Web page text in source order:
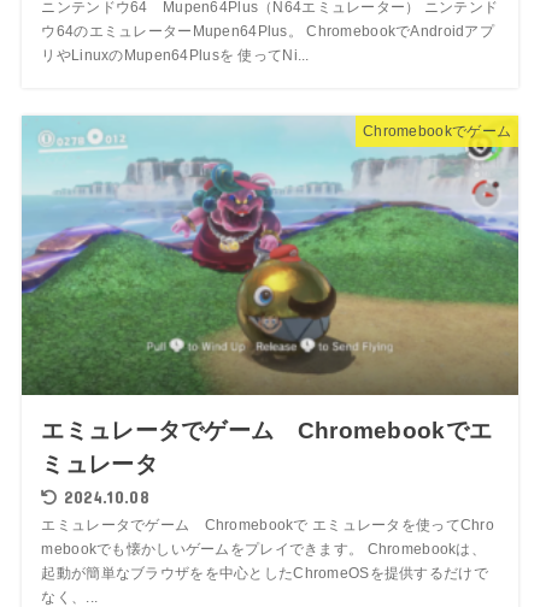
ニンテンドウ64 Mupen64Plus（N64エミュレーター） ニンテンド
ウ64のエミュレーターMupen64Plus。 ChromebookでAndroidアプ
リやLinuxのMupen64Plusを 使ってNi...
Chromebookでゲーム
エミュレータでゲーム Chromebookでエ
ミュレータ
2024.10.08
エミュレータでゲーム Chromebookで エミュレータを使ってChro
mebookでも懐かしいゲームをプレイできます。 Chromebookは、
起動が簡単なブラウザをを中心としたChromeOSを提供するだけで
なく、...